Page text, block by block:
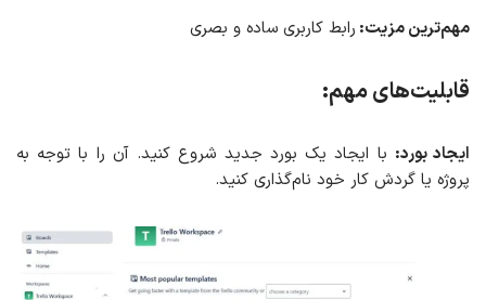
مهم‌ترین مزیت: رابط کاربری ساده و بصری
قابلیت‌های مهم:
ایجاد بورد: با ایجاد یک بورد جدید شروع کنید. آن را با توجه به
پروژه یا گردش کار خود نام‌گذاری کنید.